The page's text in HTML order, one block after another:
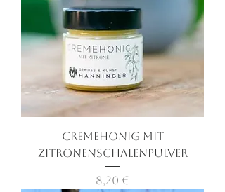
Cremehonig mit
Zitronenschalenpulver
Preis
8,20 €